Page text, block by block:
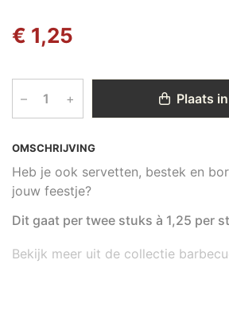
OMSCHRIJVING
Heb je ook servetten, bestek en
jouw feestje?
Dit gaat per twee stuks à 1,25 per
€ 1,25
– + Plaats
Bekijk meer uit de collectie